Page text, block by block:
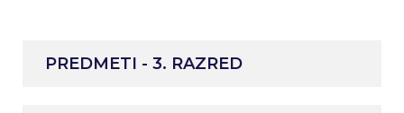
PREDMETI - 3. RAZRED